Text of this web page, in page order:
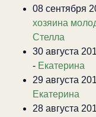
08 сентября
хозяина
Стелла
30 августа
- Екатерина
29 августа
Екатерина
28 августа